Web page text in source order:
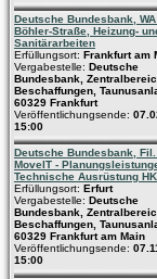
Deutsche Bundesbank,
Böhler-Straße, Heizung-
Sanitärarbeiten
Erfüllungsort: Frankfurt am
Vergabestelle: Deutsche
Bundesbank,
Beschaffungen,
60329 Frankfurt
Veröffentlichungsende:
15:00
Deutsche Bundesbank,
MoveIT -
Technische Ausrüstung
Erfüllungsort: Erfurt
Vergabestelle: Deutsche
Bundesbank,
Beschaffungen,
60329 Frankfurt am Main
Veröffentlichungsende:
15:00